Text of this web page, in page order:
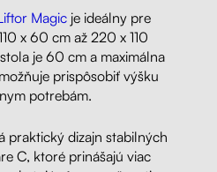
Magic je ideálny pre
x 60 cm až 220 x 110
je 60 cm a maximálna
prispôsobiť výšku
potrebám.
praktický dizajn stabilných
C, ktoré prinášajú viac